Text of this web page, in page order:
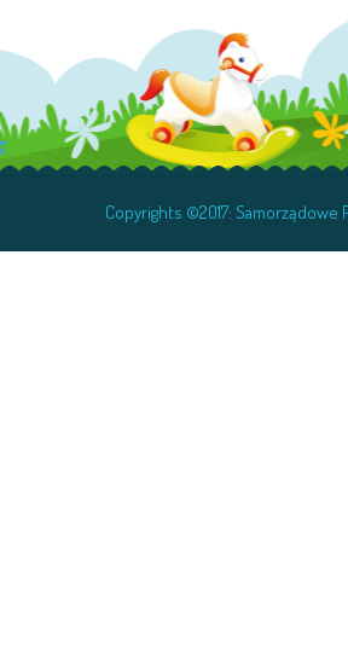
Copyrights ©2017: Samorządowe